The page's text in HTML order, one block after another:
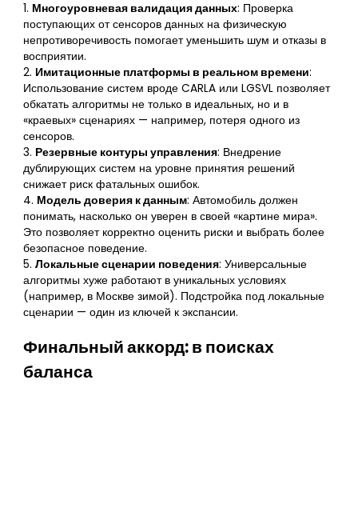
1. Многоуровневая валидация данных: Проверка
поступающих от сенсоров данных на физическую
непротиворечивость помогает уменьшить шум и отказы в
восприятии.
2. Имитационные платформы в реальном времени:
Использование систем вроде CARLA или LGSVL позволяет
обкатать алгоритмы не только в идеальных, но и в
«краевых» сценариях — например, потеря одного из
сенсоров.
3. Резервные контуры управления: Внедрение
дублирующих систем на уровне принятия решений
снижает риск фатальных ошибок.
4. Модель доверия к данным: Автомобиль должен
понимать, насколько он уверен в своей «картине мира».
Это позволяет корректно оценить риски и выбрать более
безопасное поведение.
5.Локальные сценарии поведения: Универсальные
алгоритмы хуже работают в уникальных условиях
(например, в Москве зимой). Подстройка под локальные
сценарии — один из ключей к экспансии.
Финальный аккорд: в поисках
баланса